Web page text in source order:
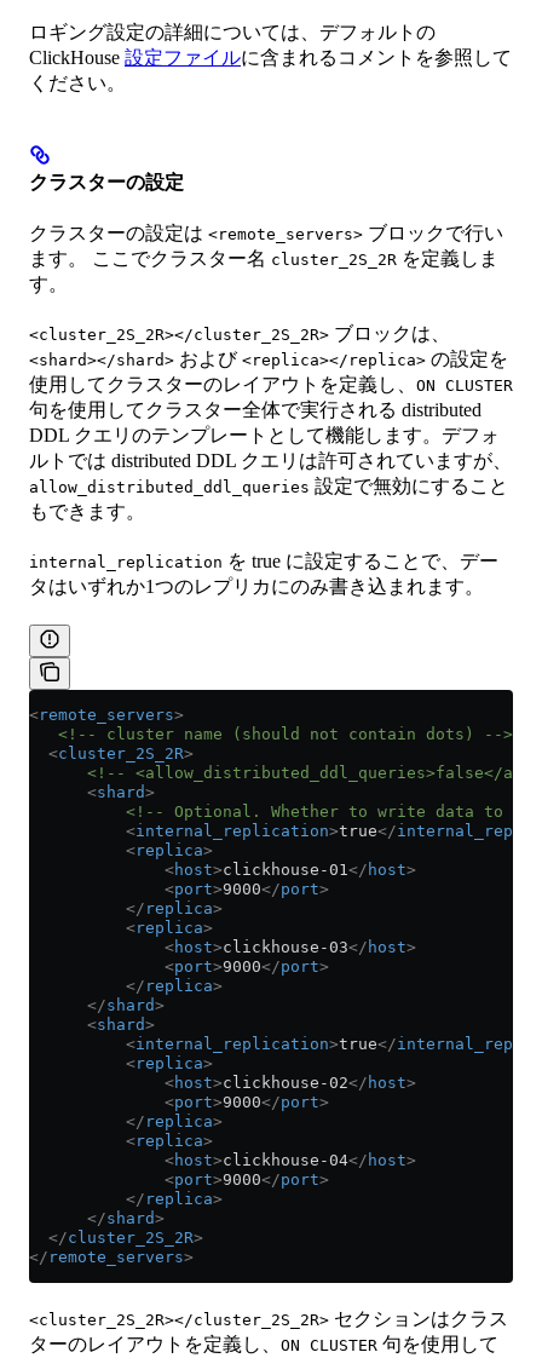
ロギング設定の詳細については、デフォルトの
ClickHouse 設定ファイルに含まれるコメントを参照して
ください。
クラスターの設定
クラスターの設定は <remote_servers> ブロックで行い
ます。 ここでクラスター名 cluster_2S_2R を定義しま
す。
<cluster_2S_2R></cluster_2S_2R> ブロックは、
<shard></shard> および <replica></replica> の設定を
使用してクラスターのレイアウトを定義し、 ON CLUSTER
句を使用してクラスター全体で実行される distributed
DDL クエリのテンプレートとして機能します。デフォ
ルトでは distributed DDL クエリは許可されていますが、
allow_distributed_ddl_queries 設定で無効にすること
もできます。
internal_replication を true に設定することで、デー
タはいずれか1つのレプリカにのみ書き込まれます。
<remote_servers>
   <!-- cluster name (should not contain dots) -->
  <
cluster_2S_2R>
<!-- <allow_distributed_ddl_queries>false</
      <
shard>
<!-- Optional. Whether to write data to
          <
internal_replication>true</
          <
replica>
              <
host>clickhouse-01</ host>
              <
port>9000</port>
          </
replica>
          <
replica>
              <
host>clickhouse-03</ host>
              <
port>9000</port>
          </
replica>
      </
shard>
      <
shard>
          <
internal_replication>true</
          <
replica>
              <
host>clickhouse-02</ host>
              <
port>9000</port>
          </
replica>
          <
replica>
              <
host>clickhouse-04</ host>
              <
port>9000</port>
          </
replica>
      </
shard>
  </
cluster_2S_2R>
</ remote_servers>
<cluster_2S_2R></cluster_2S_2R> セクションはクラス
ターのレイアウトを定義し、 ON CLUSTER 句を使用して